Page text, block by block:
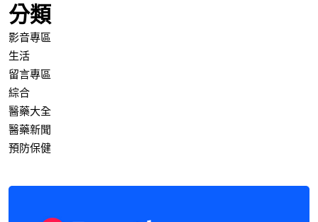
分類
影音專區
生活
留言專區
綜合
醫藥大全
醫藥新聞
預防保健